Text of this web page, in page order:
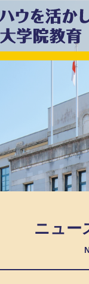
ニュー